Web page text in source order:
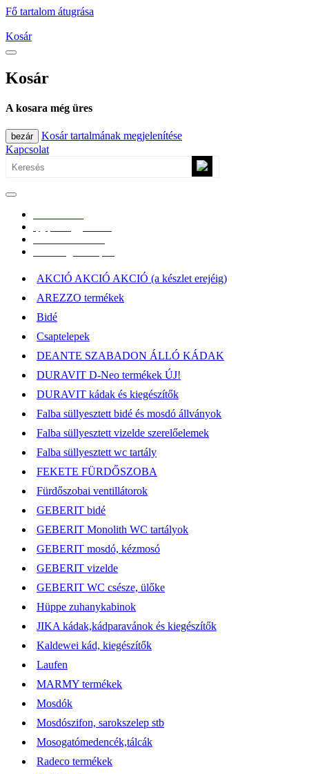
Fő tartalom átugrása
Kosár
Kosár
A kosara még üres
bezár
Kosár tartalmának megjelenítése
Kapcsolat
AKCIÓ AKCIÓ AKCIÓ (a készlet erejéig)
AREZZO termékek
Bidé
Csaptelepek
DEANTE SZABADON ÁLLÓ KÁDAK
DURAVIT D-Neo termékek ÚJ!
DURAVIT kádak és kiegészítők
Falba süllyesztett bidé és mosdó állványok
Falba süllyesztett vizelde szerelőelemek
Falba süllyesztett wc tartály
FEKETE FÜRDŐSZOBA
Fürdőszobai ventillátorok
GEBERIT bidé
GEBERIT Monolith WC tartályok
GEBERIT mosdó, kézmosó
GEBERIT vizelde
GEBERIT WC csésze, ülőke
Hüppe zuhanykabinok
JIKA kádak,kádparavánok és kiegészítők
Kaldewei kád, kiegészítők
Laufen
MARMY termékek
Mosdók
Mosdószifon, sarokszelep stb
Mosogatómedencék,tálcák
Radeco termékek